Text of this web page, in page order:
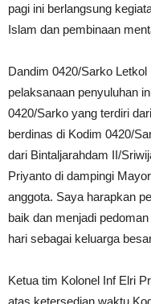
pagi ini berlangsung
Islam dan pembinaan
Dandim 0420/Sarko
pelaksanaan penyuluhan
0420/Sarko yang terdiri
berdinas di Kodim 0420/
dari Bintaljarahdam II/
Priyanto di dampingi
anggota. Saya harapkan
baik dan menjadi
hari sebagai keluarga
Ketua tim Kolonel Inf Elri
atas ketersedian waktu